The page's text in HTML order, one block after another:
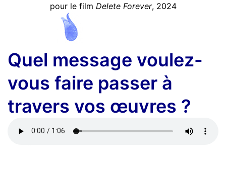
pour le film Delete Forever, 2024
Quel message voulez-
vous faire passer à
travers vos œuvres ?